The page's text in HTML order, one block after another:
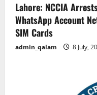
Lahore: NCCIA
WhatsApp Account
SIM Cards
admin_qalam 8 July,